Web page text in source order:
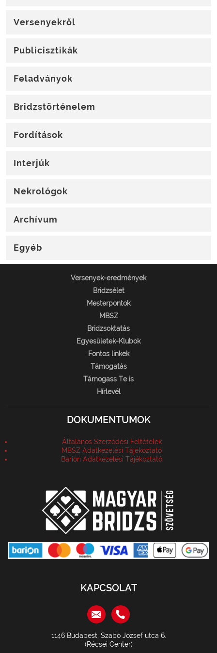
Versenyekről
Publicisztikák
Feladványok
Bridzstörténelem
Fordítások
Interjúk
Nekrológok
Archívum
Egyéb
Versenyek-eredmények
Bridzsélet
Mesterpontok
MBSZ
Bridzsoktatás
Egyesületek-Klubok
Fontos linkek
Támogatás
Támogass Te is
Hírlevél
DOKUMENTUMOK
Általános Szerződési Feltételek
MBSZ Adatkezelési Tájékoztató
Barion Adatkezelési Tájékoztató
KAPCSOLAT
1146 Budapest, Szabó József utca 6.
(Récsei Center)